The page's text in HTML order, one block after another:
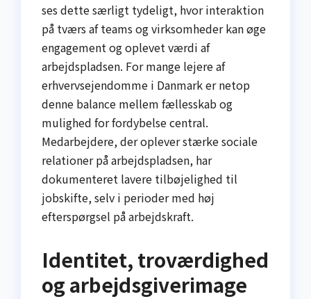
ses dette særligt tydeligt, hvor interaktion
på tværs af teams og virksomheder kan øge
engagement og oplevet værdi af
arbejdspladsen. For mange lejere af
erhvervsejendomme i Danmark er netop
denne balance mellem fællesskab og
mulighed for fordybelse central.
Medarbejdere, der oplever stærke sociale
relationer på arbejdspladsen, har
dokumenteret lavere tilbøjelighed til
jobskifte, selv i perioder med høj
efterspørgsel på arbejdskraft.
Identitet, troværdighed
og arbejdsgiverimage